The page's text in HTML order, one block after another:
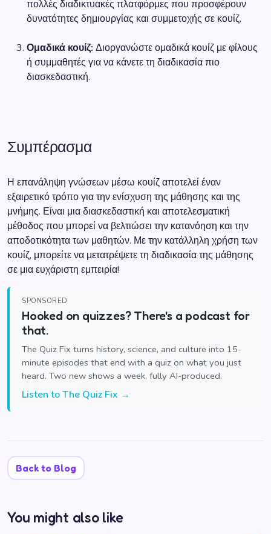
πολλές διαδικτυακές πλατφόρμες που προσφέρουν
δυνατότητες δημιουργίας και συμμετοχής σε κουίζ.
Ομαδικά κουίζ: Διοργανώστε ομαδικά κουίζ με φίλους
ή συμμαθητές για να κάνετε τη διαδικασία πιο
διασκεδαστική.
Συμπέρασμα
Η επανάληψη γνώσεων μέσω κουίζ αποτελεί έναν
εξαιρετικό τρόπο για την ενίσχυση της μάθησης και της
μνήμης. Είναι μια διασκεδαστική και αποτελεσματική
μέθοδος που μπορεί να βελτιώσει την κατανόηση και την
αποδοτικότητα των μαθητών. Με την κατάλληλη χρήση των
κουίζ, μπορείτε να μετατρέψετε τη διαδικασία της μάθησης
σε μια ευχάριστη εμπειρία!
SPONSORED
Hooked on quizzes? There's a podcast for
that.
The Quiz Fix turns history, science, and culture into 15-
minute episodes that end with a quiz on what you just
heard. Two new shows a week, fully AI-produced.
Listen to The Quiz Fix →
Back to Blog
You might also like